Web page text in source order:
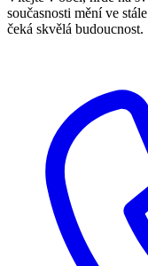
současnosti mění ve
čeká skvělá budoucnost.